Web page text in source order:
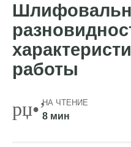
работы
НА ЧТЕНИЕ
8 мин